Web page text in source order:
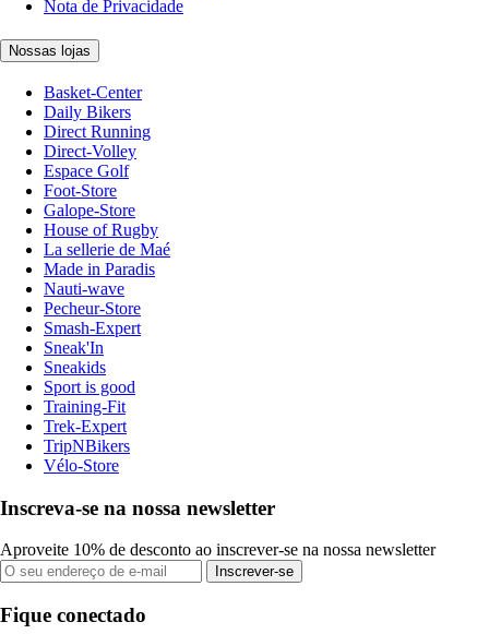
Nota de Privacidade
Nossas lojas
Basket-Center
Daily Bikers
Direct Running
Direct-Volley
Espace Golf
Foot-Store
Galope-Store
House of Rugby
La sellerie de Maé
Made in Paradis
Nauti-wave
Pecheur-Store
Smash-Expert
Sneak'In
Sneakids
Sport is good
Training-Fit
Trek-Expert
TripNBikers
Vélo-Store
Inscreva-se na nossa newsletter
Aproveite 10% de desconto ao inscrever-se na nossa newsletter
Inscrever-se
Fique conectado